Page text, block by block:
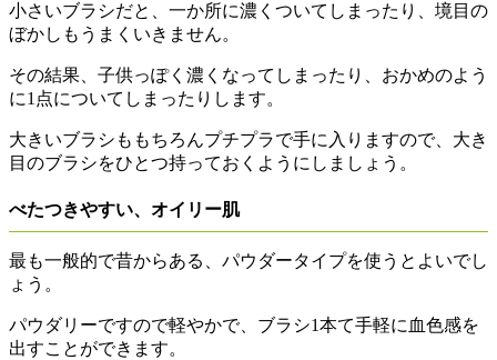
小さいブラシだと、一か所に濃くついてしまったり、境目の
ぼかしもうまくいきません。
その結果、子供っぽく濃くなってしまったり、おかめのよう
に1点についてしまったりします。
大きいブラシももちろんプチプラで手に入りますので、大き
目のブラシをひとつ持っておくようにしましょう。
べたつきやすい、オイリー肌
最も一般的で昔からある、パウダータイプを使うとよいでし
ょう。
パウダリーですので軽やかで、ブラシ1本て手軽に血色感を
出すことができます。